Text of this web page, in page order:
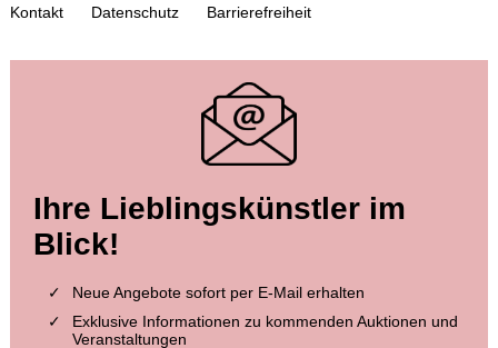
L. WESTENRIEDER
Sämmtliche Werke. 1831-38. 32 Bde. in 16 Bdn. , 1831
Ergebnis:€ 240
Kontakt Datenschutz Barrierefreiheit
Ihre Lieblingskünstler im
Blick!
Neue Angebote sofort per E-Mail erhalten
Exklusive Informationen zu kommenden Auktionen und
Veranstaltungen